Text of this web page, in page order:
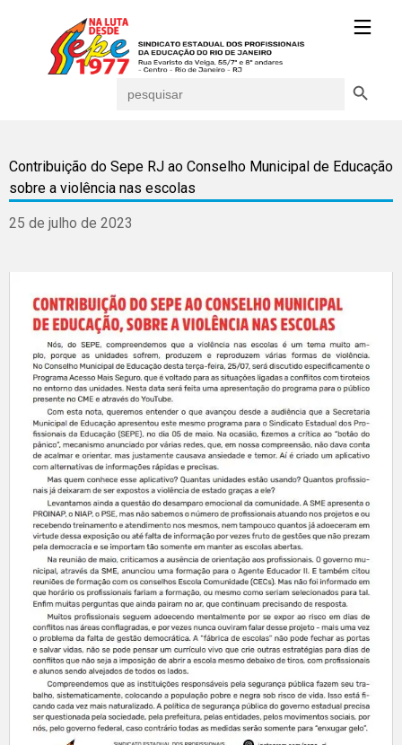
for:
Contribuição do Sepe RJ ao Conselho Municipal de Educação
sobre a violência nas escolas
25 de julho de 2023